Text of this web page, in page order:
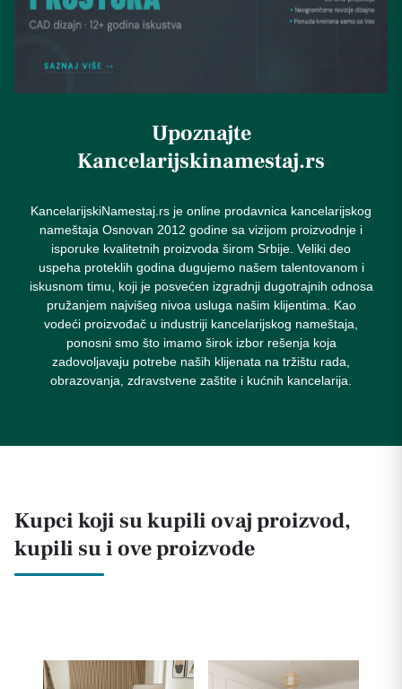
Upoznajte
Kancelarijskinamestaj.rs
KancelarijskiNamestaj.rs je online prodavnica kancelarijskog
nameštaja Osnovan 2012 godine sa vizijom proizvodnje i
isporuke kvalitetnih proizvoda širom Srbije. Veliki deo
uspeha proteklih godina dugujemo našem talentovanom i
iskusnom timu, koji je posvećen izgradnji dugotrajnih odnosa
pružanjem najvišeg nivoa usluga našim klijentima. Kao
vodeći proizvođač u industriji kancelarijskog nameštaja,
ponosni smo što imamo širok izbor rešenja koja
zadovoljavaju potrebe naših klijenata na tržištu rada,
obrazovanja, zdravstvene zaštite i kućnih kancelarija.
Kupci koji su kupili ovaj proizvod,
kupili su i ove proizvode